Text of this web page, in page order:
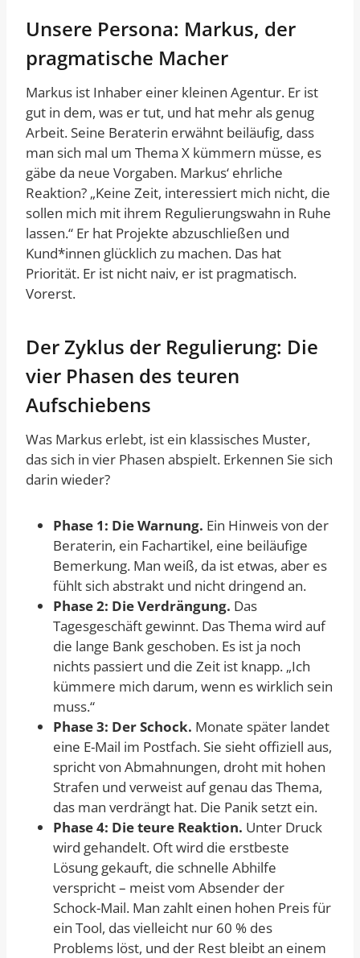
Unsere Persona: Markus, der
pragmatische Macher
Markus ist Inhaber einer kleinen Agentur. Er ist
gut in dem, was er tut, und hat mehr als genug
Arbeit. Seine Beraterin erwähnt beiläufig, dass
man sich mal um Thema X kümmern müsse, es
gäbe da neue Vorgaben. Markus‘ ehrliche
Reaktion? „Keine Zeit, interessiert mich nicht, die
sollen mich mit ihrem Regulierungswahn in Ruhe
lassen.“ Er hat Projekte abzuschließen und
Kund*innen glücklich zu machen. Das hat
Priorität. Er ist nicht naiv, er ist pragmatisch.
Vorerst.
Der Zyklus der Regulierung: Die
vier Phasen des teuren
Aufschiebens
Was Markus erlebt, ist ein klassisches Muster,
das sich in vier Phasen abspielt. Erkennen Sie sich
darin wieder?
Phase 1: Die Warnung. Ein Hinweis von der
Beraterin, ein Fachartikel, eine beiläufige
Bemerkung. Man weiß, da ist etwas, aber es
fühlt sich abstrakt und nicht dringend an.
Phase 2: Die Verdrängung. Das
Tagesgeschäft gewinnt. Das Thema wird auf
die lange Bank geschoben. Es ist ja noch
nichts passiert und die Zeit ist knapp. „Ich
kümmere mich darum, wenn es wirklich sein
muss.“
Phase 3: Der Schock. Monate später landet
eine E-Mail im Postfach. Sie sieht offiziell aus,
spricht von Abmahnungen, droht mit hohen
Strafen und verweist auf genau das Thema,
das man verdrängt hat. Die Panik setzt ein.
Phase 4: Die teure Reaktion. Unter Druck
wird gehandelt. Oft wird die erstbeste
Lösung gekauft, die schnelle Abhilfe
verspricht – meist vom Absender der
Schock-Mail. Man zahlt einen hohen Preis für
ein Tool, das vielleicht nur 60 % des
Problems löst, und der Rest bleibt an einem